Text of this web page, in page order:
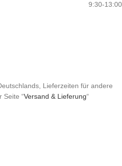
9:30-13:00
Lieferzeiten für andere
Seite “Versand & Lieferung“